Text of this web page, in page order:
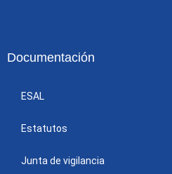
Documentación
ESAL
Estatutos
Junta de vigilancia